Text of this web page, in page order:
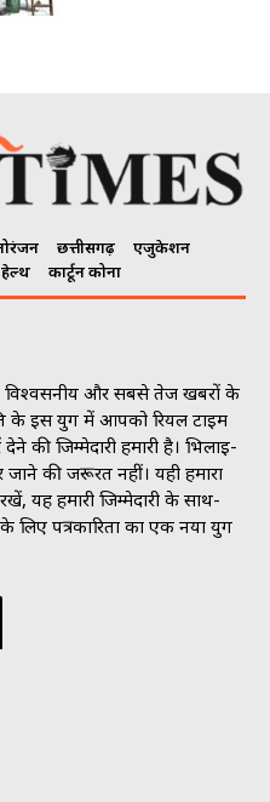
छत्तीसगढ़
एजुकेशन
हेल्थ कार्टून कोना
विश्वसनीय और सबसे तेज खबरों के
के इस युग में आपको रियल टाइम
जिम्मेदारी हमारी है। भिलाई-
की जरूरत नहीं। यही हमारा
यह हमारी जिम्मेदारी के साथ-
लिए पत्रकारिता का एक नया युग